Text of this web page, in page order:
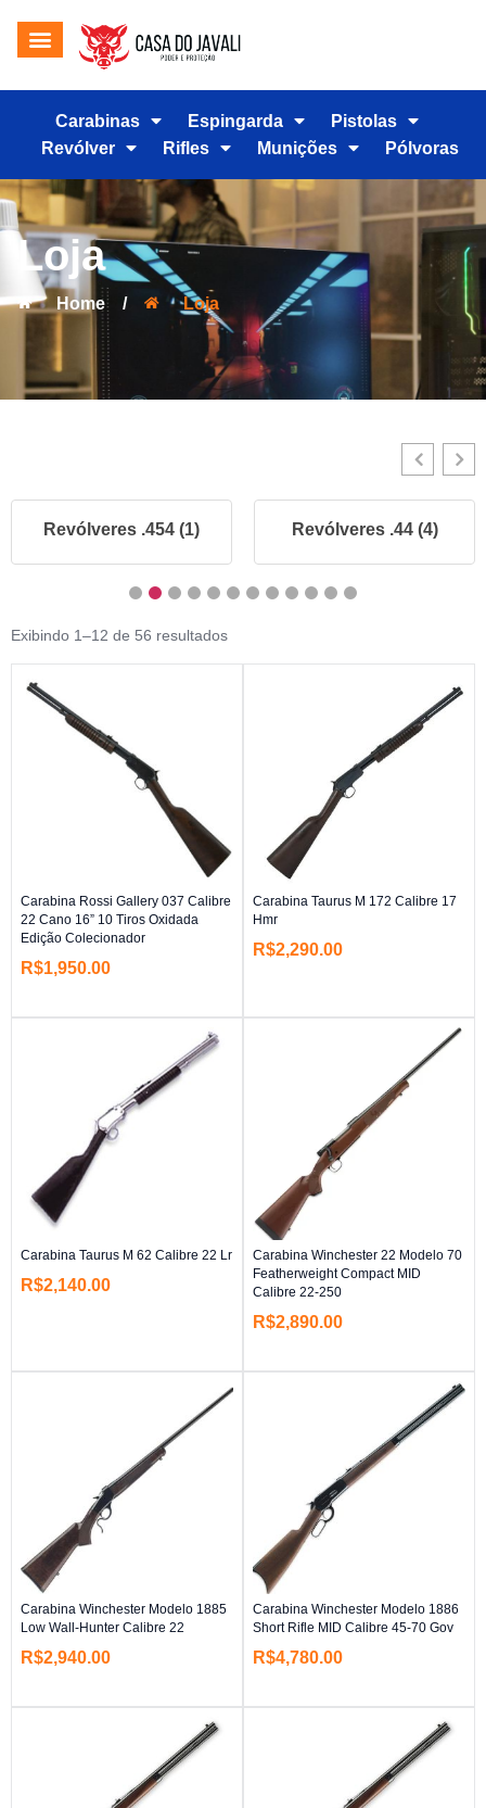
Carabinas Espingarda
Pistolas
Revólver
Rifles Munições Pólvoras
Loja
Home / Loja
Revólveres .454 (1) Revólveres .44 (4)
Exibindo 1–12 de 56 resultados
Carabina Rossi Gallery 037 Calibre
22 Cano 16” 10 Tiros Oxidada
Edição Colecionador
R$1,950.00
Carabina Taurus M 172 Calibre 17
Hmr
R$2,290.00
Carabina Taurus M 62 Calibre 22 Lr
R$2,140.00
Carabina Winchester 22 Modelo 70
Featherweight Compact MID
Calibre 22-250
R$2,890.00
Carabina Winchester Modelo 1885
Low Wall-Hunter Calibre 22
R$2,940.00
Carabina Winchester Modelo 1886
Short Rifle MID Calibre 45-70 Gov
R$4,780.00